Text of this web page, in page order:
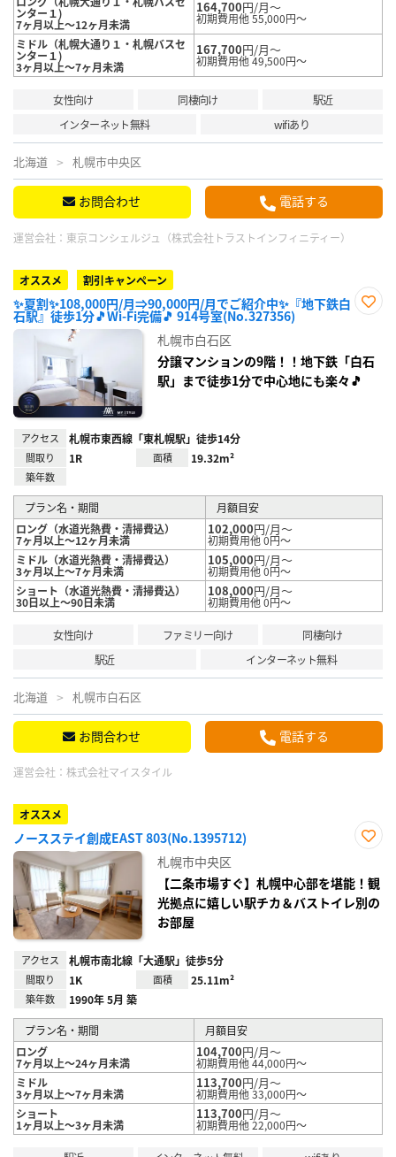
ンター１)
7ヶ月以上～12ヶ月未満
164,700円/月～
初期費用他 55,000円～
ミドル（札幌大通り１・札幌バスセ
ンター１)
3ヶ月以上～7ヶ月未満
167,700円/月～
初期費用他 49,500円～
女性向け 同棲向け
駅近
インターネット無料
wifiあり
北海道 札幌市中央区
お問合わせ 電話する
運営会社： 東京コンシェルジュ（株式会社トラストインフィニティー）
オススメ 割引キャンペーン
✨夏割✨108,000円/月⇒90,000円/月でご紹介中✨『地下鉄白
石駅』徒歩1分🎵Wi-Fi完備🎵 914号室(No.327356)
録
札幌市白石区
分譲マンションの9階！！地下鉄「白石
駅」まで徒歩1分で中心地にも楽々🎵
アクセス 札幌市東西線「東札幌駅」徒歩14分
間取り 1R 面積 19.32m²
築年数
プラン名・期間
月額目安
ロング（水道光熱費・清掃費込）
7ヶ月以上～12ヶ月未満
102,000円/月～
初期費用他 0円～
ミドル（水道光熱費・清掃費込）
3ヶ月以上～7ヶ月未満
105,000円/月～
初期費用他 0円～
ショート（水道光熱費・清掃費込）
30日以上～90日未満
108,000円/月～
初期費用他 0円～
女性向け ファミリー向け
同棲向け
駅近
インターネット無料
北海道 札幌市白石区
お問合わせ 電話する
運営会社： 株式会社マイスタイル
オススメ
ノースステイ創成EAST 803(No.1395712)
り登
録
札幌市中央区
【二条市場すぐ】札幌中心部を堪能！観
光拠点に嬉しい駅チカ＆バストイレ別の
お部屋
アクセス 札幌市南北線「大通駅」徒歩5分
間取り 1K 面積 25.11m²
築年数 1990年 5月 築
プラン名・期間
月額目安
ロング
7ヶ月以上～24ヶ月未満
104,700円/月～
初期費用他 44,000円～
ミドル
3ヶ月以上～7ヶ月未満
113,700円/月～
初期費用他 33,000円～
ショート
1ヶ月以上～3ヶ月未満
113,700円/月～
初期費用他 22,000円～